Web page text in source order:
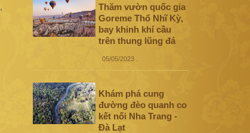
Thăm vườn quốc gia
Goreme Thổ Nhĩ Kỳ,
bay khinh khí cầu
trên thung lũng đá
05/05/2023.
Khám phá cung
đường đèo quanh co
kết nối Nha Trang -
Đà Lạt